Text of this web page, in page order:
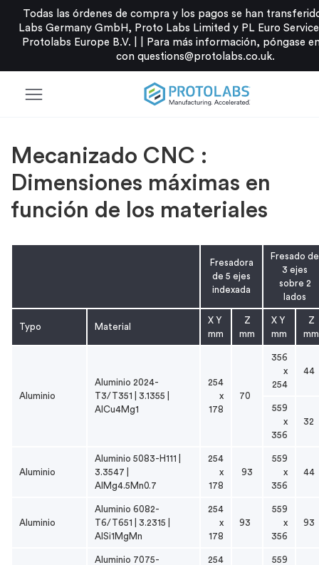
Todas las órdenes de compra y los pagos se han
Labs Germany GmbH, Proto Labs Limited y PL Euro
Protolabs Europe B.V. |
Para más información, póngase
con questions@protolabs.co.uk.
menu
Mecanizado CNC :
Dimensiones máximas en
función de los materiales
Fresadora
de 5 ejes
indexada
Fresado de
3 ejes
sobre 2
lados
Typo Material
X Y
mm
Z
mm
X Y
mm
Z
mm
Aluminio
Aluminio 2024-
T3/T351 | 3.1355 |
AlCu4Mg1
254
x
178
70
356
x
254
44
559
x
356
32
Aluminio
Aluminio 5083-H111 |
3.3547 |
AlMg4.5Mn0.7
254
x
178
93
559
x
356
44
Aluminio
Aluminio 6082-
T6/T651 | 3.2315 |
AlSi1MgMn
254
x
178
93
559
x
356
93
Aluminio 7075-
254
559